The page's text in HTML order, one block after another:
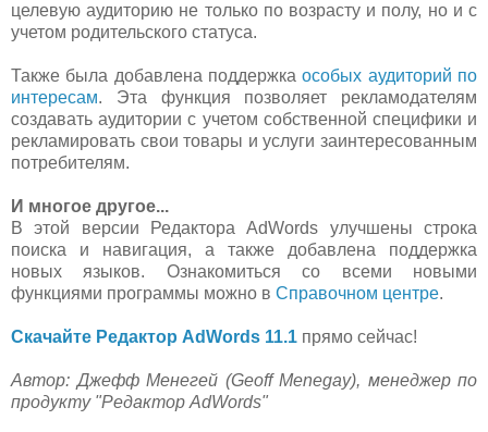
целевую аудиторию не только по возрасту и полу, но и с
учетом родительского статуса.
Также была добавлена поддержкаособых аудиторий по
интересам. Эта функция позволяет рекламодателям
создавать аудитории с учетом собственной специфики и
рекламировать свои товары и услуги заинтересованным
потребителям.
И многое другое...
В этой версии Редактора AdWords улучшены строка
поиска и навигация, а также добавлена поддержка
новых языков. Ознакомиться со всеми новыми
функциями программы можно в Справочном центре.
Скачайте Редактор AdWords 11.1 прямо сейчас!
Автор: Джефф Менегей (Geoff Menegay), менеджер по
продукту "Редактор AdWords"